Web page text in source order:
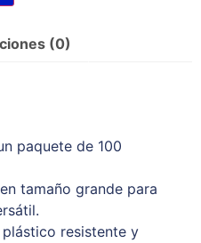
(0)
paquete de 100
tamaño grande para
resistente y